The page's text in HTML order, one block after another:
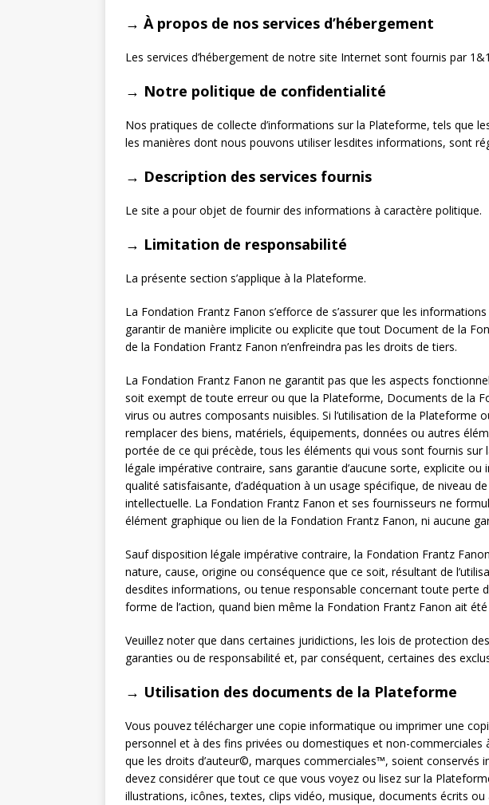
→ À propos de nos services d’hébergement
Les services d’hébergement de notre site Internet sont fournis par
→ Notre politique de confidentialité
Nos pratiques de collecte d’informations sur la Plateforme, tels que
les manières dont nous pouvons utiliser lesdites informations, sont
→ Description des services fournis
Le site a pour objet de fournir des informations à caractère politique.
→ Limitation de responsabilité
La présente section s’applique à la Plateforme.
La Fondation Frantz Fanon s’efforce de s’assurer que les
garantir de manière implicite ou explicite que tout Document de la
de la Fondation Frantz Fanon n’enfreindra pas les droits de tiers.
La Fondation Frantz Fanon ne garantit pas que les aspects
soit exempt de toute erreur ou que la Plateforme, Documents de la
virus ou autres composants nuisibles. Si l’utilisation de la
remplacer des biens, matériels, équipements, données ou autres
portée de ce qui précède, tous les éléments qui vous sont fournis sur
légale impérative contraire, sans garantie d’aucune sorte, explicite
qualité satisfaisante, d’adéquation à un usage spécifique, de niveau
intellectuelle. La Fondation Frantz Fanon et ses fournisseurs ne
élément graphique ou lien de la Fondation Frantz Fanon, ni aucune
Sauf disposition légale impérative contraire, la Fondation Frantz
nature, cause, origine ou conséquence que ce soit, résultant de
desdites informations, ou tenue responsable concernant toute perte
forme de l’action, quand bien même la Fondation Frantz Fanon ait
Veuillez noter que dans certaines juridictions, les lois de protection
garanties ou de responsabilité et, par conséquent, certaines des
→ Utilisation des documents de la Plateforme
Vous pouvez télécharger une copie informatique ou imprimer une
personnel et à des fins privées ou domestiques et non-
que les droits d’auteur©, marques commerciales™, soient conservés
devez considérer que tout ce que vous voyez ou lisez sur la
illustrations, icônes, textes, clips vidéo, musique, documents écrits